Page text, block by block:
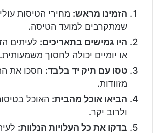
הזמינו מראש: מחירי הטיסות
שמתקרבים למועד הטיסה.
היו גמישים בתאריכים: לעיתים
או יומיים יכולה לחסוך משמעותית.
טסו עם תיק יד בלבד: חסכו את
מזוודות.
הביאו אוכל מהבית: האוכל
ולרוב יקר.
בדקו את כל העלויות הנלוות: